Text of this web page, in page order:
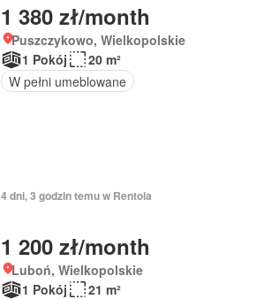
1 380 zł/month
Puszczykowo, Wielkopolskie
1 Pokój
20 m²
W pełni umeblowane
4 dni, 3 godzin temu w Rentola
1 200 zł/month
Luboń, Wielkopolskie
1 Pokój
21 m²